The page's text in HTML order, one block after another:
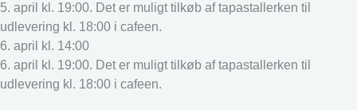
5. april kl. 19:00. Det er muligt tilkøb af tapastallerken til
udlevering kl. 18:00 i cafeen.
6. april kl. 14:00
6. april kl. 19:00. Det er muligt tilkøb af tapastallerken til
udlevering kl. 18:00 i cafeen.